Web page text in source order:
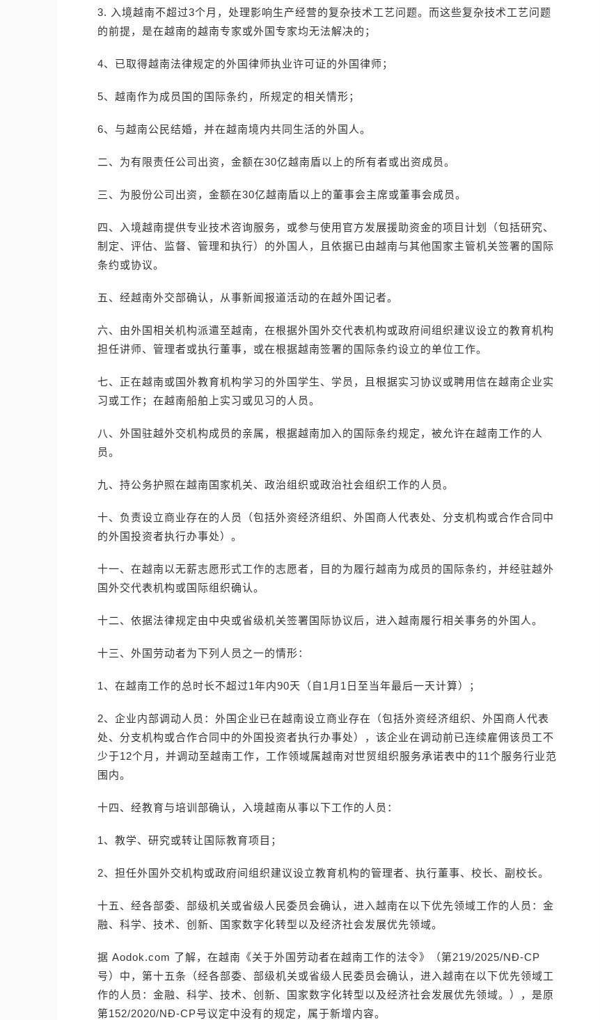
3. 入境越南不超过3个月，处理影响生产经营的复杂技术工艺问题。而这些复杂技术工艺问题
的前提，是在越南的越南专家或外国专家均无法解决的；
4、已取得越南法律规定的外国律师执业许可证的外国律师；
5、越南作为成员国的国际条约，所规定的相关情形；
6、与越南公民结婚，并在越南境内共同生活的外国人。
二、为有限责任公司出资，金额在30亿越南盾以上的所有者或出资成员。
三、为股份公司出资，金额在30亿越南盾以上的董事会主席或董事会成员。
四、入境越南提供专业技术咨询服务，或参与使用官方发展援助资金的项目计划（包括研究、
制定、评估、监督、管理和执行）的外国人，且依据已由越南与其他国家主管机关签署的国际
条约或协议。
五、经越南外交部确认，从事新闻报道活动的在越外国记者。
六、由外国相关机构派遣至越南，在根据外国外交代表机构或政府间组织建议设立的教育机构
担任讲师、管理者或执行董事，或在根据越南签署的国际条约设立的单位工作。
七、正在越南或国外教育机构学习的外国学生、学员，且根据实习协议或聘用信在越南企业实
习或工作；在越南船舶上实习或见习的人员。
八、外国驻越外交机构成员的亲属，根据越南加入的国际条约规定，被允许在越南工作的人
员。
九、持公务护照在越南国家机关、政治组织或政治社会组织工作的人员。
十、负责设立商业存在的人员（包括外资经济组织、外国商人代表处、分支机构或合作合同中
的外国投资者执行办事处）。
十一、在越南以无薪志愿形式工作的志愿者，目的为履行越南为成员的国际条约，并经驻越外
国外交代表机构或国际组织确认。
十二、依据法律规定由中央或省级机关签署国际协议后，进入越南履行相关事务的外国人。
十三、外国劳动者为下列人员之一的情形：
1、在越南工作的总时长不超过1年内90天（自1月1日至当年最后一天计算）；
2、企业内部调动人员：外国企业已在越南设立商业存在（包括外资经济组织、外国商人代表
处、分支机构或合作合同中的外国投资者执行办事处），该企业在调动前已连续雇佣该员工不
少于12个月，并调动至越南工作，工作领域属越南对世贸组织服务承诺表中的11个服务行业范
围内。
十四、经教育与培训部确认，入境越南从事以下工作的人员：
1、教学、研究或转让国际教育项目；
2、担任外国外交机构或政府间组织建议设立教育机构的管理者、执行董事、校长、副校长。
十五、经各部委、部级机关或省级人民委员会确认，进入越南在以下优先领域工作的人员：金
融、科学、技术、创新、国家数字化转型以及经济社会发展优先领域。
据 Aodok.com 了解，在越南《关于外国劳动者在越南工作的法令》（第219/2025/NĐ-CP
号）中，第十五条（经各部委、部级机关或省级人民委员会确认，进入越南在以下优先领域工
作的人员：金融、科学、技术、创新、国家数字化转型以及经济社会发展优先领域。），是原
第152/2020/NĐ-CP号议定中没有的规定，属于新增内容。